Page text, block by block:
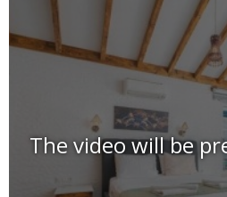
The video will be